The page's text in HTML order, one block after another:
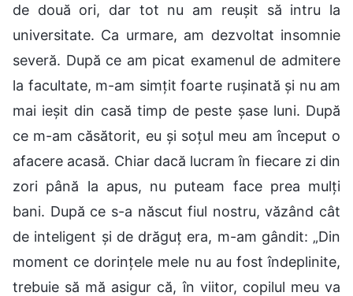
de două ori, dar tot nu am reușit să intru la
universitate. Ca urmare, am dezvoltat insomnie
severă. După ce am picat examenul de admitere
la facultate, m-am simțit foarte rușinată și nu am
mai ieșit din casă timp de peste șase luni. După
ce m-am căsătorit, eu și soțul meu am început o
afacere acasă. Chiar dacă lucram în fiecare zi din
zori până la apus, nu puteam face prea mulți
bani. După ce s-a născut fiul nostru, văzând cât
de inteligent și de drăguț era, m-am gândit: „Din
moment ce dorințele mele nu au fost îndeplinite,
trebuie să mă asigur că, în viitor, copilul meu va